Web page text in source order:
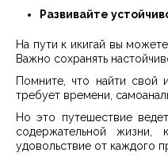
Развивайте
На пути к икигай вы
Важно сохранять
Помните, что найти свой
требует времени,
Но это путешествие
содержательной жизни,
удовольствие от каждого